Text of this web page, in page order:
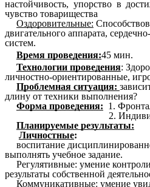
настойчивость, упорство в
чувство товарищества
Оздоровительные:
двигательного аппарата,
систем.
Время проведения:45 мин.
Технологии проведения:
личностно-ориентированные,
Проблемная ситуация:
длину от техники выполнения?
Форма проведения: 1.
2.
Планируемые результаты:
Личностные:
воспитание
выполнять учебное задание.
Регулятивные: умение
результаты собственной
Коммуникативные: умение